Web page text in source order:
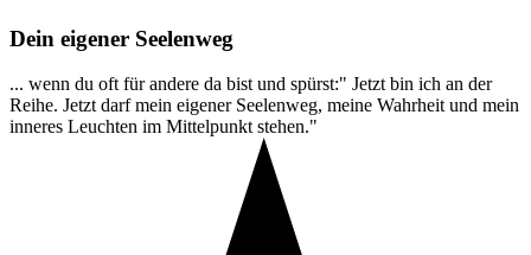
Dein eigener Seelenweg
... wenn du oft für andere da bist und spürst:" Jetzt bin ich an der
Reihe. Jetzt darf mein eigener Seelenweg, meine Wahrheit und mein
inneres Leuchten im Mittelpunkt stehen."